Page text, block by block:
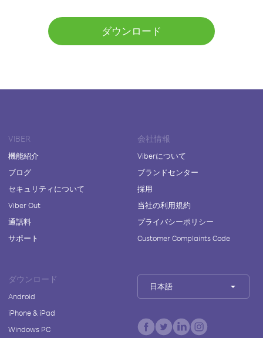
ダウンロード
VIBER
機能紹介
ブログ
セキュリティについて
Viber Out
通話料
サポート
会社情報
Viberについて
ブランドセンター
採用
当社の利用規約
プライバシーポリシー
Customer Complaints Code
ダウンロード
Android
iPhone & iPad
Windows PC
日本語